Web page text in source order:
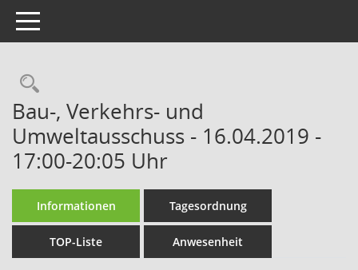
Toggle navigation
Rechercheauswahl
Bau-, Verkehrs- und
Umweltausschuss - 16.04.2019 -
17:00-20:05 Uhr
Informationen Tagesordnung
TOP-Liste Anwesenheit